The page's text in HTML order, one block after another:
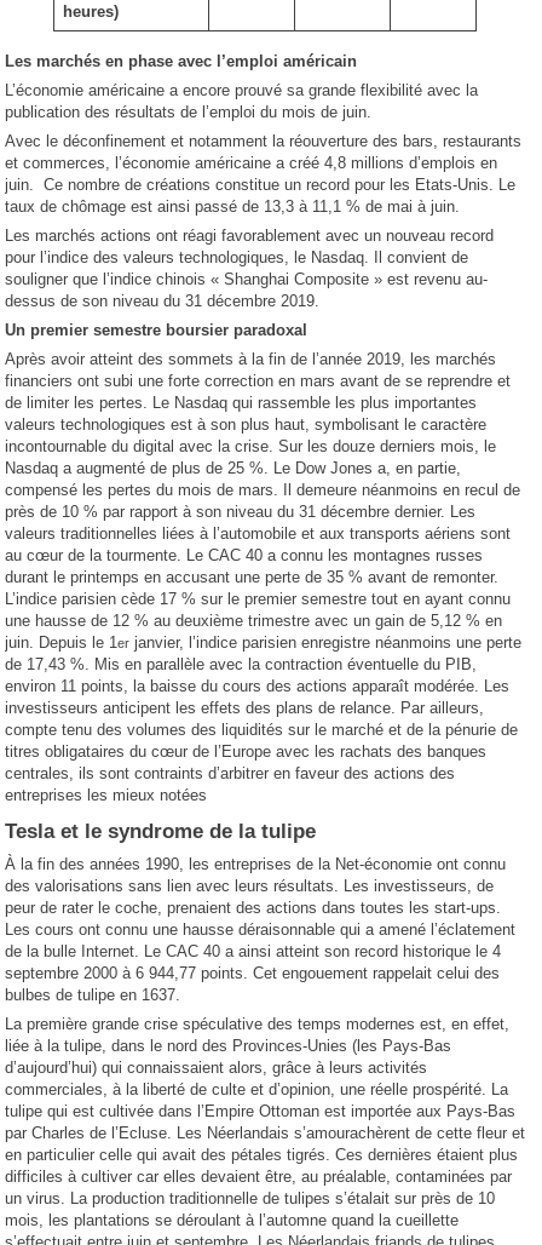
heures)
Les marchés en phase avec l’emploi américain
L’économie américaine a encore prouvé sa grande flexibilité avec la
publication des résultats de l’emploi du mois de juin.
Avec le déconfinement et notamment la réouverture des bars, restaurants
et commerces, l’économie américaine a créé 4,8 millions d’emplois en
juin. Ce nombre de créations constitue un record pour les Etats-Unis. Le
taux de chômage est ainsi passé de 13,3 à 11,1 % de mai à juin.
Les marchés actions ont réagi favorablement avec un nouveau record
pour l’indice des valeurs technologiques, le Nasdaq. Il convient de
souligner que l’indice chinois « Shanghai Composite » est revenu au-
dessus de son niveau du 31 décembre 2019.
Un premier semestre boursier paradoxal
Après avoir atteint des sommets à la fin de l’année 2019, les marchés
financiers ont subi une forte correction en mars avant de se reprendre et
de limiter les pertes. Le Nasdaq qui rassemble les plus importantes
valeurs technologiques est à son plus haut, symbolisant le caractère
incontournable du digital avec la crise. Sur les douze derniers mois, le
Nasdaq a augmenté de plus de 25 %. Le Dow Jones a, en partie,
compensé les pertes du mois de mars. Il demeure néanmoins en recul de
près de 10 % par rapport à son niveau du 31 décembre dernier. Les
valeurs traditionnelles liées à l’automobile et aux transports aériens sont
au cœur de la tourmente. Le CAC 40 a connu les montagnes russes
durant le printemps en accusant une perte de 35 % avant de remonter.
L’indice parisien cède 17 % sur le premier semestre tout en ayant connu
une hausse de 12 % au deuxième trimestre avec un gain de 5,12 % en
juin. Depuis le 1er janvier, l’indice parisien enregistre néanmoins une perte
de 17,43 %. Mis en parallèle avec la contraction éventuelle du PIB,
environ 11 points, la baisse du cours des actions apparaît modérée. Les
investisseurs anticipent les effets des plans de relance. Par ailleurs,
compte tenu des volumes des liquidités sur le marché et de la pénurie de
titres obligataires du cœur de l’Europe avec les rachats des banques
centrales, ils sont contraints d’arbitrer en faveur des actions des
entreprises les mieux notées
Tesla et le syndrome de la tulipe
À la fin des années 1990, les entreprises de la Net-économie ont connu
des valorisations sans lien avec leurs résultats. Les investisseurs, de
peur de rater le coche, prenaient des actions dans toutes les start-ups.
Les cours ont connu une hausse déraisonnable qui a amené l’éclatement
de la bulle Internet. Le CAC 40 a ainsi atteint son record historique le 4
septembre 2000 à 6 944,77 points. Cet engouement rappelait celui des
bulbes de tulipe en 1637.
La première grande crise spéculative des temps modernes est, en effet,
liée à la tulipe, dans le nord des Provinces-Unies (les Pays-Bas
d’aujourd’hui) qui connaissaient alors, grâce à leurs activités
commerciales, à la liberté de culte et d’opinion, une réelle prospérité. La
tulipe qui est cultivée dans l’Empire Ottoman est importée aux Pays-Bas
par Charles de l’Ecluse. Les Néerlandais s’amourachèrent de cette fleur et
en particulier celle qui avait des pétales tigrés. Ces dernières étaient plus
difficiles à cultiver car elles devaient être, au préalable, contaminées par
un virus. La production traditionnelle de tulipes s’étalait sur près de 10
mois, les plantations se déroulant à l’automne quand la cueillette